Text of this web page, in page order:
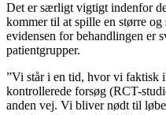
Det er særligt vigtigt indenfor
kommer til at spille en større
evidensen for behandlingen er
patientgrupper.
”Vi står i en tid, hvor vi faktisk
kontrollerede forsøg (RCT-
anden vej. Vi bliver nødt til